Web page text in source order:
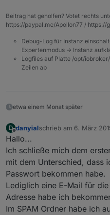
Beitrag hat geholfen? Votet rechts
https://paypal.me/Apollon77 / https://
Debug-Log für Instanz
Expertenmodus -> Instanz
Logfiles auf Platte /opt/
Zeilen ab
etwa einem Monat später
D
Offline
danyialschrieb am 6. März
zuletzt editiert von
Hallo...
Ich schließe mich dem
mit dem Unterschied, dass
Passwort bekommen habe.
Lediglich eine E-Mail für
Adresse habe ich
Im SPAM Ordner habe ich